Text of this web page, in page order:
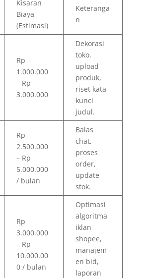
Kisaran
Biaya
(Estimasi)
Keteranga
n
Rp
1.000.000
– Rp
3.000.000
Dekorasi
toko,
upload
produk,
riset kata
kunci
judul.
Rp
2.500.000
– Rp
5.000.000
/ bulan
Balas
chat,
proses
order,
update
stok.
Rp
3.000.000
– Rp
10.000.00
0 / bulan
Optimasi
algoritma
iklan
shopee,
manajem
en bid,
laporan